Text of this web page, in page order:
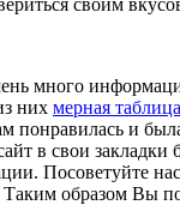
много
них мерная
понравилась и
в свои
Посоветуйте
Таким образом Вы